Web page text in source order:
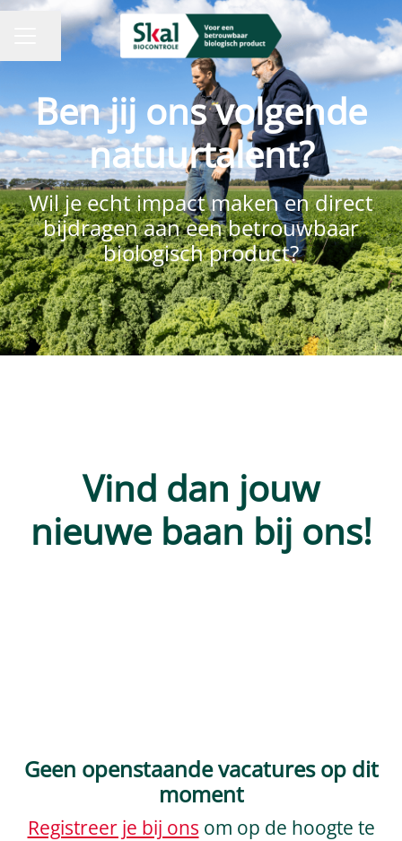
CARRIÈREMENU
Pagina delen
Ben jij ons volgende
natuurtalent?
Wil je echt impact maken en direct
bijdragen aan een betrouwbaar
biologisch product?
Vind dan jouw
nieuwe baan bij ons!
Geen openstaande vacatures op dit
moment
Registreer je bij ons om op de hoogte te